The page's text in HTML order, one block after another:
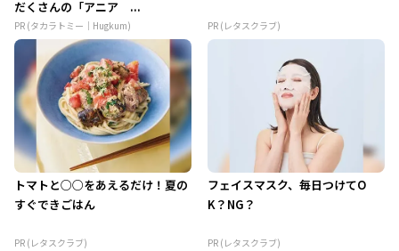
だくさんの「アニア ...
PR (タカラトミー｜Hugkum) PR (レタスクラブ)
トマトと○○をあえるだけ！夏の
すぐできごはん
PR (レタスクラブ)
フェイスマスク、毎日つけてO
K？NG？
PR (レタスクラブ)